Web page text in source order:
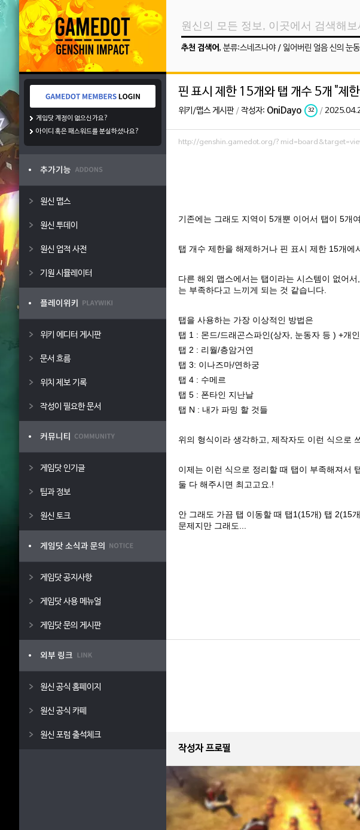
게임닷 계정이 없으신가요?
아이디 혹은 패스워드를 분실하셨나요?
원신 맵스
원신 투데이
원신 업적 사전
기원 시뮬레이터
위키 에디터 게시판
문서 흐름
위치 제보 기록
작성이 필요한 문서
게임닷 인기글
팁과 정보
원신 토크
게임닷 공지사항
게임닷 사용 메뉴얼
게임닷 문의 게시판
원신 공식 홈페이지
원신 공식 카페
원신 포럼 출석체크
추천 검색어 , 분류:스네즈나야/ 잃어버린 얼음 신의 눈
핀 표시 제한 15개와 탭 개수 5개 "제
위키/맵스 게시판/ 작성자: OniDayo 32 /
http://genshin.gamedot.org/
기존에는 그래도 지역이 5개뿐 이어서 탭이 5개
탭 개수 제한을 해제하거나 핀 표시 제한 15개
다른 해외 맵스에서는 탭이라는 시스템이 없어
는 부족하다고 느끼게 되는 것 같습니다.
탭을 사용하는 가장 이상적인 방법은
탭 1 : 몬드/드래곤스파인(상자, 눈동자 등 ) +개
탭 2 : 리월/층암거연
탭 3: 이나즈마/연하궁
탭 4 : 수메르
탭 5 : 폰타인 지난날
탭 N : 내가 파밍 할 것들
위의 형식이라 생각하고, 제작자도 이런 식으로
이제는 이런 식으로 정리할 때 탭이 부족해져서
둘 다 해주시면 최고고요.!
안 그래도 가끔 탭 이동할 때 탭1(15개) 탭 2(15
문제지만 그래도...
작성자 프로필